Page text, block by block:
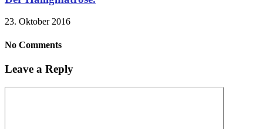
23. Oktober 2016
No Comments
Leave a Reply